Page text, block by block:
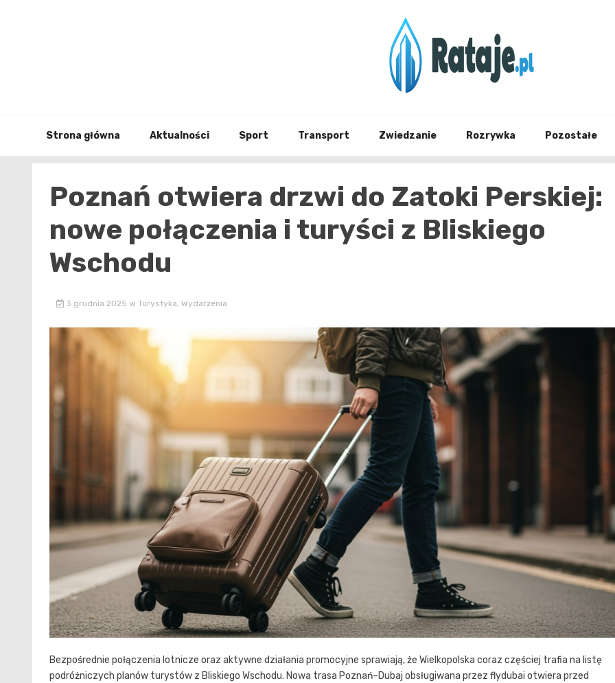
Strona główna Aktualności Sport Transport Zwiedzanie Rozrywka Pozostałe
Poznań otwiera drzwi do Zatoki Perskiej:
nowe połączenia i turyści z Bliskiego
Wschodu
3 grudnia 2025 w Turystyka, Wydarzenia
Bezpośrednie połączenia lotnicze oraz aktywne działania promocyjne sprawiają, że Wielkopolska coraz częściej trafia na listę
podróżniczych planów turystów z Bliskiego Wschodu. Nowa trasa Poznań–Dubaj obsługiwana przez flydubai otwiera przed